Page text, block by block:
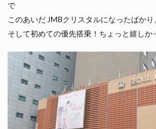
で
このあいだ JMBクリスタルになったばかり
そして初めての優先搭乗！ちょっと嬉しか